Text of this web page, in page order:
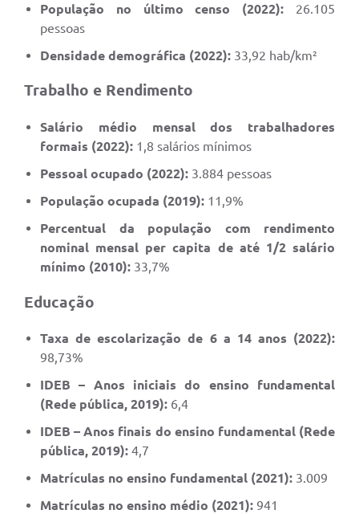
População no último censo (2022): 26.105
pessoas
Densidade demográfica (2022): 33,92 hab/km²
Trabalho e Rendimento
Salário médio mensal dos trabalhadores
formais (2022): 1,8 salários mínimos
Pessoal ocupado (2022): 3.884 pessoas
População ocupada (2019): 11,9%
Percentual da população com rendimento
nominal mensal per capita de até 1/2 salário
mínimo (2010): 33,7%
Educação
Taxa de escolarização de 6 a 14 anos (2022):
98,73%
IDEB – Anos iniciais do ensino fundamental
(Rede pública, 2019): 6,4
IDEB – Anos finais do ensino fundamental (Rede
pública, 2019): 4,7
Matrículas no ensino fundamental (2021): 3.009
Matrículas no ensino médio (2021): 941